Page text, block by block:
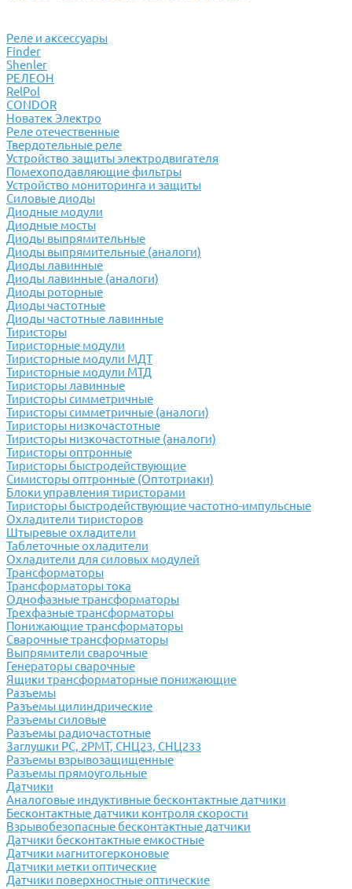
Реле и аксессуары
Finder
Shenler
РЕЛЕОН
RelPol
CONDOR
Новатек Электро
Реле отечественные
Твердотельные реле
Устройство защиты электродвигателя
Помехоподавляющие фильтры
Устройство мониторинга и защиты
Силовые диоды
Диодные модули
Диодные мосты
Диоды выпрямительные
Диоды выпрямительные (аналоги)
Диоды лавинные
Диоды лавинные (аналоги)
Диоды роторные
Диоды частотные
Диоды частотные лавинные
Тиристоры
Тиристорные модули
Тиристорные модули МДТ
Тиристорные модули МТД
Тиристоры лавинные
Тиристоры симметричные
Тиристоры симметричные (аналоги)
Тиристоры низкочастотные
Тиристоры низкочастотные (аналоги)
Тиристоры оптронные
Тиристоры быстродействующие
Симисторы оптронные (Оптотриаки)
Блоки управления тиристорами
Тиристоры быстродействующие частотно-импульсные
Охладители тиристоров
Штыревые охладители
Таблеточные охладители
Охладители для силовых модулей
Трансформаторы
Трансформаторы тока
Однофазные трансформаторы
Трехфазные трансформаторы
Понижающие трансформаторы
Сварочные трансформаторы
Выпрямители сварочные
Генераторы сварочные
Ящики трансформаторные понижающие
Разъемы
Разъемы цилиндрические
Разъемы силовые
Разъемы радиочастотные
Заглушки РС, 2РМТ, СНЦ23, СНЦ233
Разъемы взрывозащищенные
Разъемы прямоугольные
Датчики
Аналоговые индуктивные бесконтактные датчики
Бесконтактные датчики контроля скорости
Взрывобезопасные бесконтактные датчики
Датчики бесконтактные емкостные
Датчики магнитогерконовые
Датчики метки оптические
Датчики поверхностные оптические